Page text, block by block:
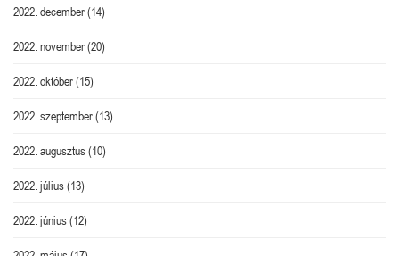
2022. december(14)
2022. november(20)
2022. október(15)
2022. szeptember(13)
2022. augusztus(10)
2022. július(13)
2022. június(12)